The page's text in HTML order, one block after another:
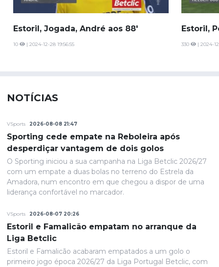
Estoril, Jogada, André aos 88'
10 | 2024-12-28 19:56:55
Estoril,
330 | 2024-
NOTÍCIAS
VSports 2026-08-08 21:47
Sporting cede empate na Reboleira após
desperdiçar vantagem de dois golos
O Sporting iniciou a sua campanha na Liga Betclic 2026/27
com um empate a duas bolas no terreno do Estrela da
Amadora, num encontro em que chegou a dispor de uma
liderança confortável no marcador.
VSports 2026-08-07 20:26
Estoril e Famalicão empatam no arranque da
Liga Betclic
Estoril e Famalicão acabaram empatados a um golo o
primeiro jogo época 2026/27 da Liga Portugal Betclic, com